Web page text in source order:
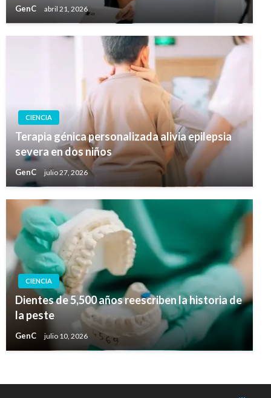
GenC abril 21, 2026
CIENCIA
Terapia génica personalizada alivia epilepsia
severa en dos niños
GenC julio 27, 2026
CIENCIA
Dientes de 5,500 años reescriben la historia de
la peste
GenC julio 10, 2026